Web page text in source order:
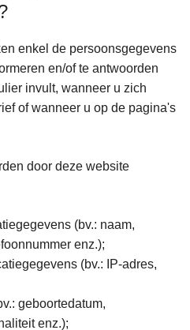
enkel de persoonsgegevens
en/of te antwoorden
invult, wanneer u zich
of wanneer u op de pagina's
door deze website
(bv.: naam,
enz.);
(bv.: IP-adres,
geboortedatum,
enz.);